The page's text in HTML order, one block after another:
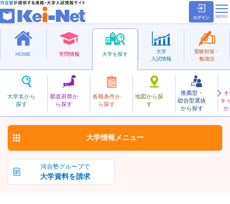
ログイン
HOME 学問情報 大学を探す
大学名から
探す
都道府県か
ら探す
各種条件か
ら探す
地図から探
す
推薦型・
総合型選抜
から探す
キ
か
大学
入試情報
受験対策・
勉強法
私立
おおさかけいざい
大阪経済大学 お気に入り
河合塾グループで
大学資料を請求
大学情報 メニュー